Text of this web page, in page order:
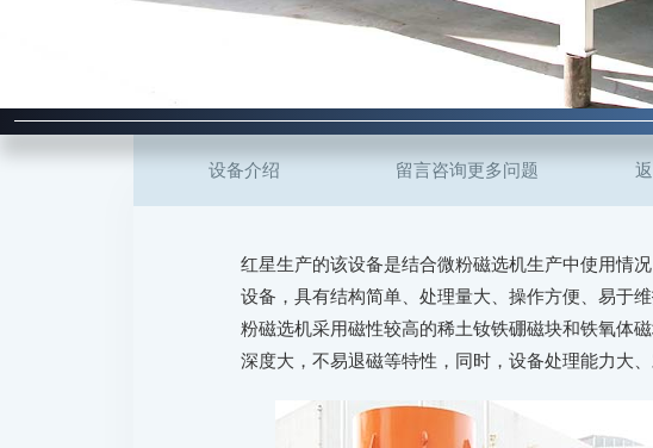
设备介绍 留言咨询更多问题
红星生产的该设备是结合微粉磁选机生产中使用情
设备，具有结构简单、处理量大、操作方便、易于
粉磁选机采用磁性较高的稀土钕铁硼磁块和铁氧体
深度大，不易退磁等特性，同时，设备处理能力大